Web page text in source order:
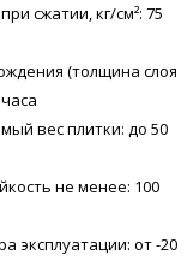
сжатии, кг/см²: 75
(толщина слоя
вес плитки: до 50
не менее: 100
эксплуатации: от -20